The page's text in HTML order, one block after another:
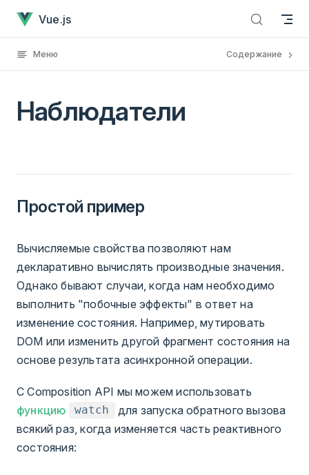
Skip to content
Vue.js
Меню Содержание
Наблюдатели
Простой пример
Вычисляемые свойства позволяют нам
декларативно вычислять производные значения.
Однако бывают случаи, когда нам необходимо
выполнить "побочные эффекты" в ответ на
изменение состояния. Например, мутировать
DOM или изменить другой фрагмент состояния на
основе результата асинхронной операции.
С Composition API мы можем использовать
функцию
watch
для запуска обратного вызова
всякий раз, когда изменяется часть реактивного
состояния: